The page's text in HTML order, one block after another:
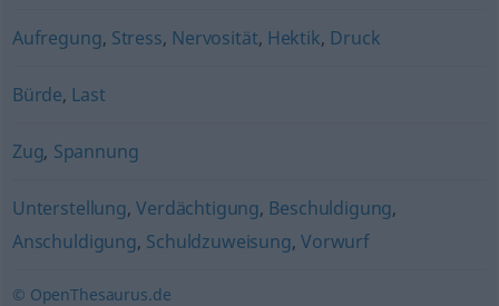
Aufregung, Stress, Nervosität, Hektik, Druck
Bürde, Last
Zug, Spannung
Unterstellung,Verdächtigung, Beschuldigung,
Anschuldigung, Schuldzuweisung,Vorwurf
© OpenThesaurus.de